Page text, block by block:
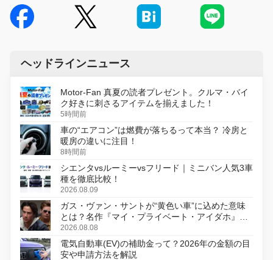
ヘッドラインニュース
Motor-Fan 真夏の読者プレゼント。クルマ・バイ
ク好きに刺さるアイテムを揃えました！
5時間前
車の“エアコン”は燃費が落ちるって本当？ 冷房と
暖房の違いに注目！
8時間前
シエンタvsルーミーvsフリード｜ミニバン人気3車
種を徹底比較！
2026.08.09
ガス・ヴァン・サントが“黄色い車”に込めた意味
とは？名作『マイ・プライベート・アイダホ』が
初のデジタルリマスター版で復活
2026.08.08
電気自動車(EV)の補助金って？2026年の金額の目
安や申請方法を解説